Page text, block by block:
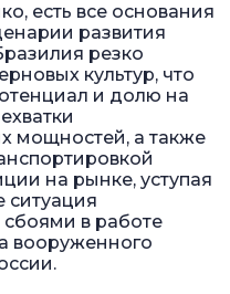
есть все основания
развития
резко
культур, что
и долю на
мощностей, а также
на рынке, уступая
ситуация
в работе
вооруженного